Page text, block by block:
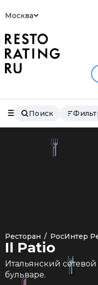
Москва
Поиск
Ресторан / РосИнтер
Il Patio
Итальянский
бульваре.